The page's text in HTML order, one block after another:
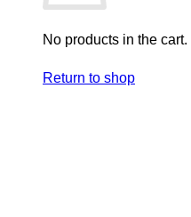
No products in the cart.
Return to shop